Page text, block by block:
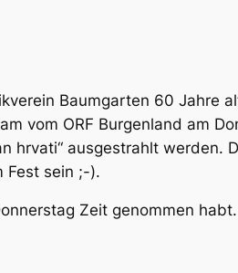
Baumgarten 60 Jahre
vom ORF Burgenland am
hrvati“ ausgestrahlt werden.
Fest sein ;-).
Zeit genommen